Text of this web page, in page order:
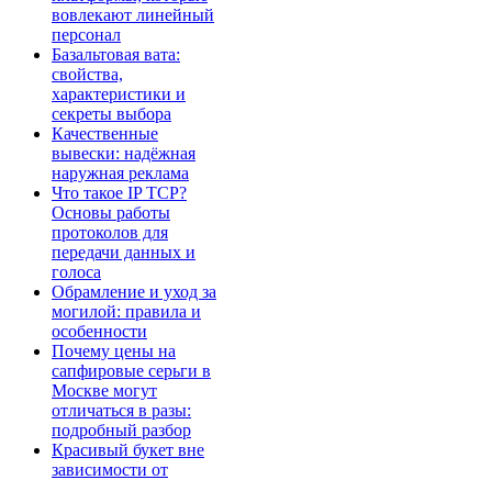
вовлекают линейный
персонал
Базальтовая вата:
свойства,
характеристики и
секреты выбора
Качественные
вывески: надёжная
наружная реклама
Что такое IP TCP?
Основы работы
протоколов для
передачи данных и
голоса
Обрамление и уход за
могилой: правила и
особенности
Почему цены на
сапфировые серьги в
Москве могут
отличаться в разы:
подробный разбор
Красивый букет вне
зависимости от